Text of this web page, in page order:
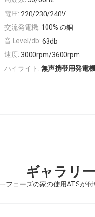
電圧: 220/230/240V
交流発電機: 100% の銅
音 Level/db: 68db
速度: 3000rpm/3600rpm
ハイライト: 無声携帯用発電機
ギャラリー
フェーズの家の使用ATSが